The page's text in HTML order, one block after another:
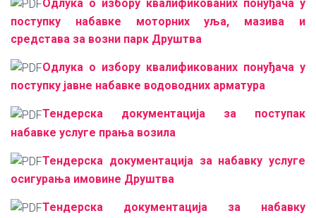
Одлука о избору квалификованих понуђача у
поступку набавке моторних уља, мазива и
средстава за возни парк Друштва
Одлука о избору квалификованих понуђача у
поступку јавне набавке водоводних арматура
Тендерска документација за поступак
набавке услуге прања возила
Тендерска документација за набавку услуге
осигурања имовине Друштва
Тендерска документација за набавку